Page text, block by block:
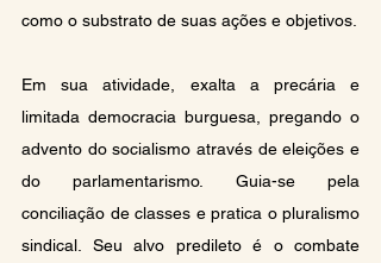
como o substrato de suas ações e objetivos.
Em sua atividade, exalta a precária e
limitada democracia burguesa, pregando o
advento do socialismo através de eleições e
do parlamentarismo. Guia-se pela
conciliação de classes e pratica o pluralismo
sindical. Seu alvo predileto é o combate